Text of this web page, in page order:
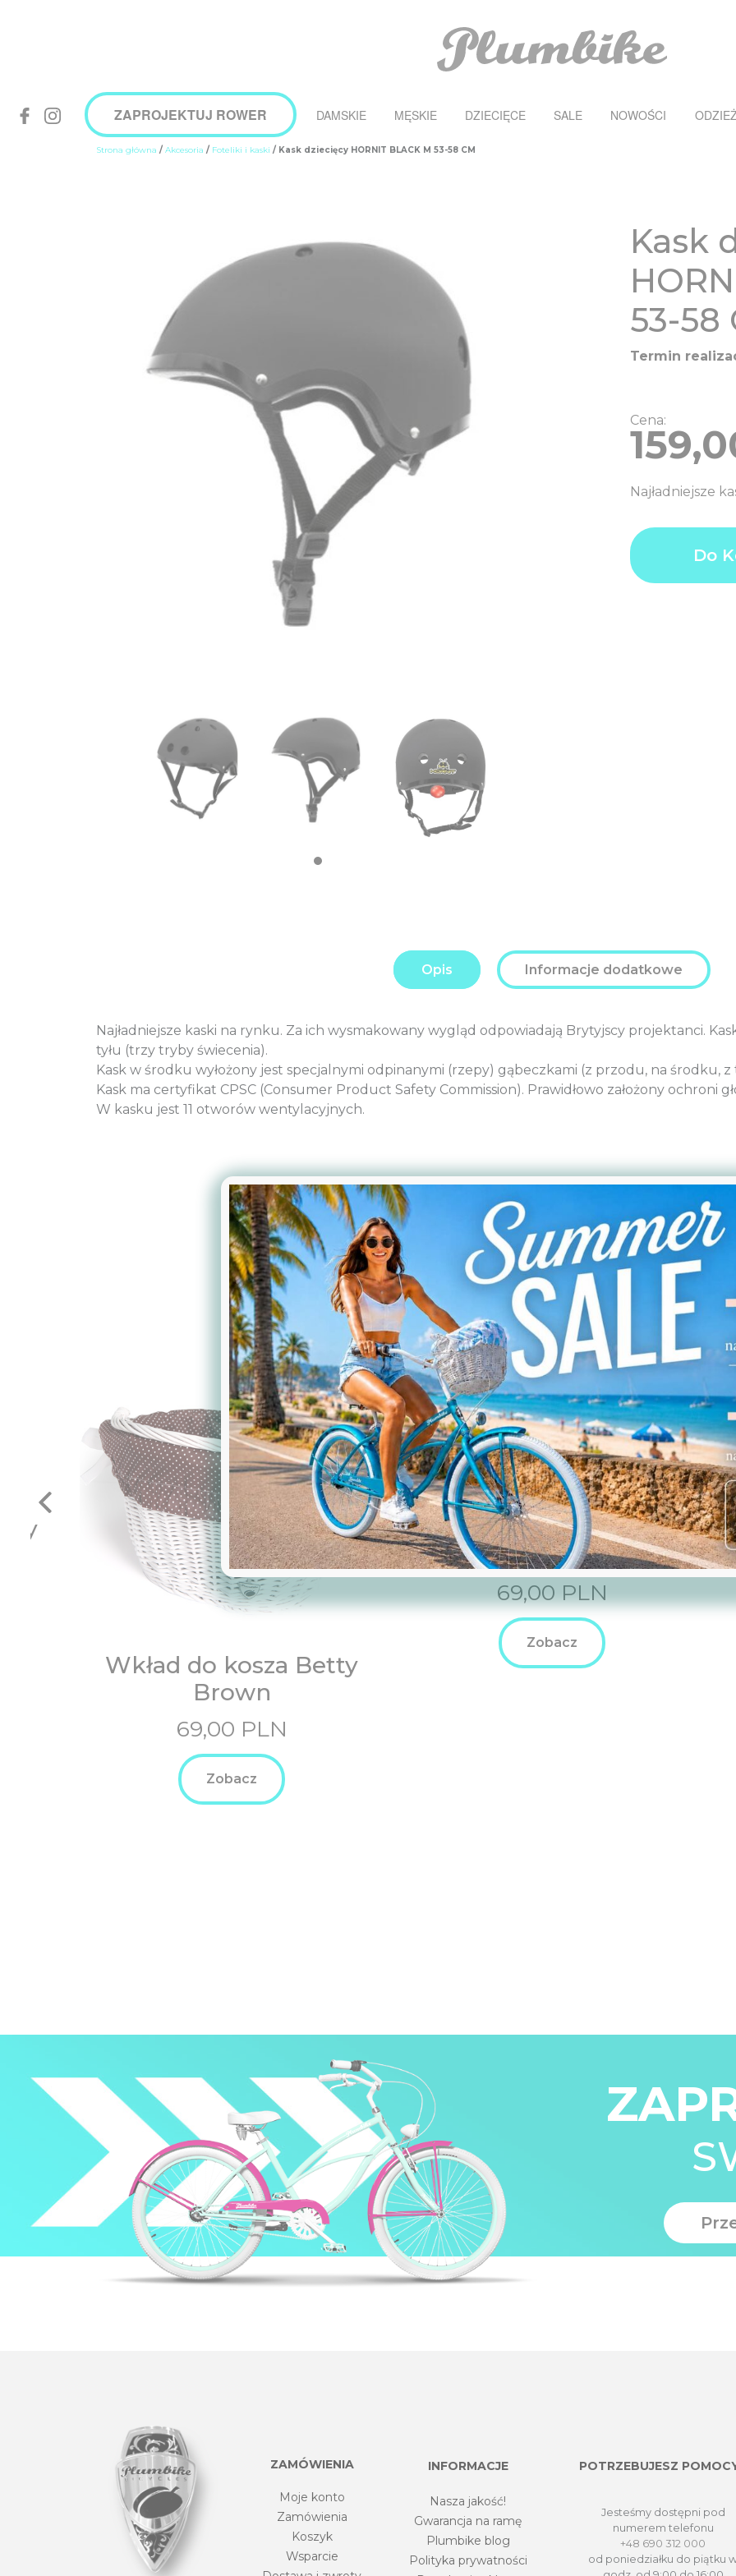
ZAPROJEKTUJ ROWER DAMSKIE MĘSKIE DZIECIĘCE SALE NOWOŚCI ODZIEŻ
Strona główna / Akcesoria / Foteliki i kaski / Kask dziecięcy HORNIT BLACK M 53-58 CM
Kask
53-58
Cena:
Najładniejsze
Termin
price
Additional
ilość
Kask
dziecięcy
Do
Opis Informacje dodatkowe
Najładniejsze kaski na rynku. Za ich wysmakowany wygląd odpowiadają Brytyjscy projektanci.
tyłu (trzy tryby świecenia).
Kask w środku wyłożony jest specjalnymi odpinanymi (rzepy) gąbeczkami (z przodu, na środku, z
Kask ma certyfikat CPSC (Consumer Product Safety Commission). Prawidłowo założony ochroni
W kasku jest 11 otworów wentylacyjnych.
Podobne produkty
Wkład do kosza Betty
Brown
69,00 PLN
Zobacz
Wkład do kosza Emma
Black
69,00 PLN
Zobacz
ZAMÓWIENIA
Moje konto
Zamówienia
Koszyk
Wsparcie
INFORMACJE
Nasza jakość!
Gwarancja na ramę
Plumbike blog
Polityka prywatności
POTRZEBUJESZ
Jesteśmy dostępni pod
numerem telefonu
+48 690 312 000
od poniedziałku do piątku